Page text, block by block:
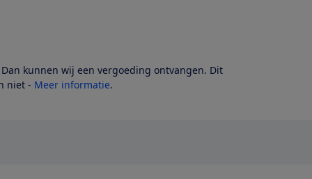
kunnen wij een vergoeding ontvangen. Dit
niet - Meer informatie.